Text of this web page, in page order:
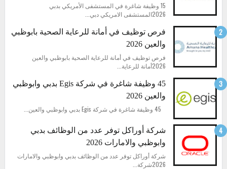
15 وظيفة شاغرة في المستشفى الأمريكي بدبي
2026المستشفى الامريكي دبي...
فرص توظيف في أمانة للرعاية الصحية بابوظبي
والعين 2026
فرص توظيف في أمانة للرعاية الصحية بابوظبي والعين
2026أمانة للرعاية...
45 وظيفة شاغرة في شركة Egis بدبي وابوظبي
والعين 2026
شركة أوراكل توفر عدد من الوظائف بدبي
وابوظبي والامارات 2026
شركة أوراكل توفر عدد من الوظائف بدبي وابوظبي والامارات
2026شركة...